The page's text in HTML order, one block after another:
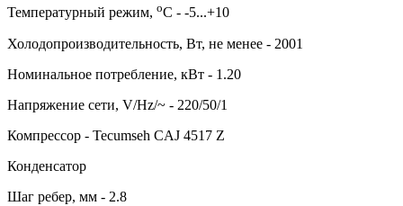
Температурный режим, оС - -5...+10
Холодопроизводительность, Вт, не менее - 2001
Номинальное потребление, кВт - 1.20
Напряжение сети, V/Hz/~ - 220/50/1
Компрессор - Tecumseh CAJ 4517 Z
Конденсатор
Шаг ребер, мм - 2.8